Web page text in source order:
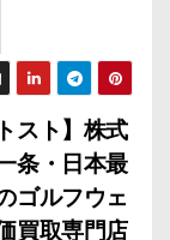
スト】株式
条・日本最
ゴルフウェ
買取専門店